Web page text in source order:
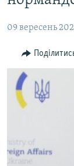
до
основної
навігації
Перейти
до
пошуку
БЛОГИ
ПОГЛЯД
ІНТЕРВ'Ю
ВСЕ ЗА ДЕНЬ
ВІДЕОУРОКИ
ЯК ОБІЙТИ
09 вересень